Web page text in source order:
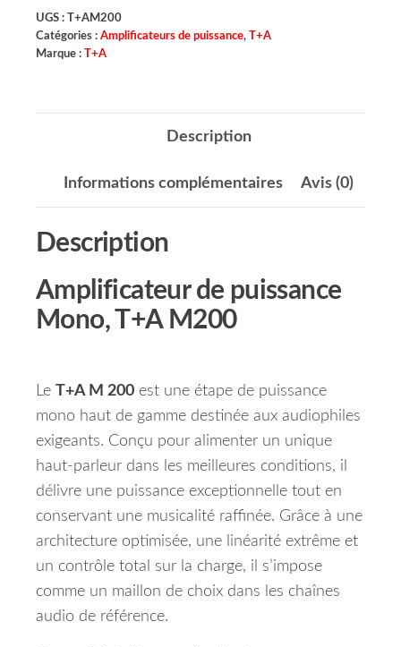
UGS : T+AM200
Catégories : Amplificateurs de puissance, T+A
Marque : T+A
Description
Informations complémentaires Avis (0)
Description
Amplificateur de puissance
Mono, T+A M200
Le T+A M 200 est une étape de puissance
mono haut de gamme destinée aux audiophiles
exigeants. Conçu pour alimenter un unique
haut-parleur dans les meilleures conditions, il
délivre une puissance exceptionnelle tout en
conservant une musicalité raffinée. Grâce à une
architecture optimisée, une linéarité extrême et
un contrôle total sur la charge, il s’impose
comme un maillon de choix dans les chaînes
audio de référence.